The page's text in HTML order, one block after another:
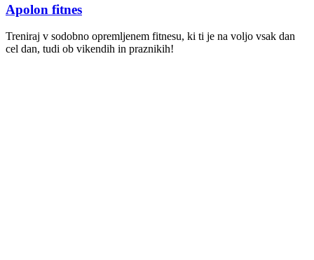
Apolon fitnes
Treniraj v sodobno opremljenem fitnesu, ki ti je na voljo vsak dan
cel dan, tudi ob vikendih in praznikih!